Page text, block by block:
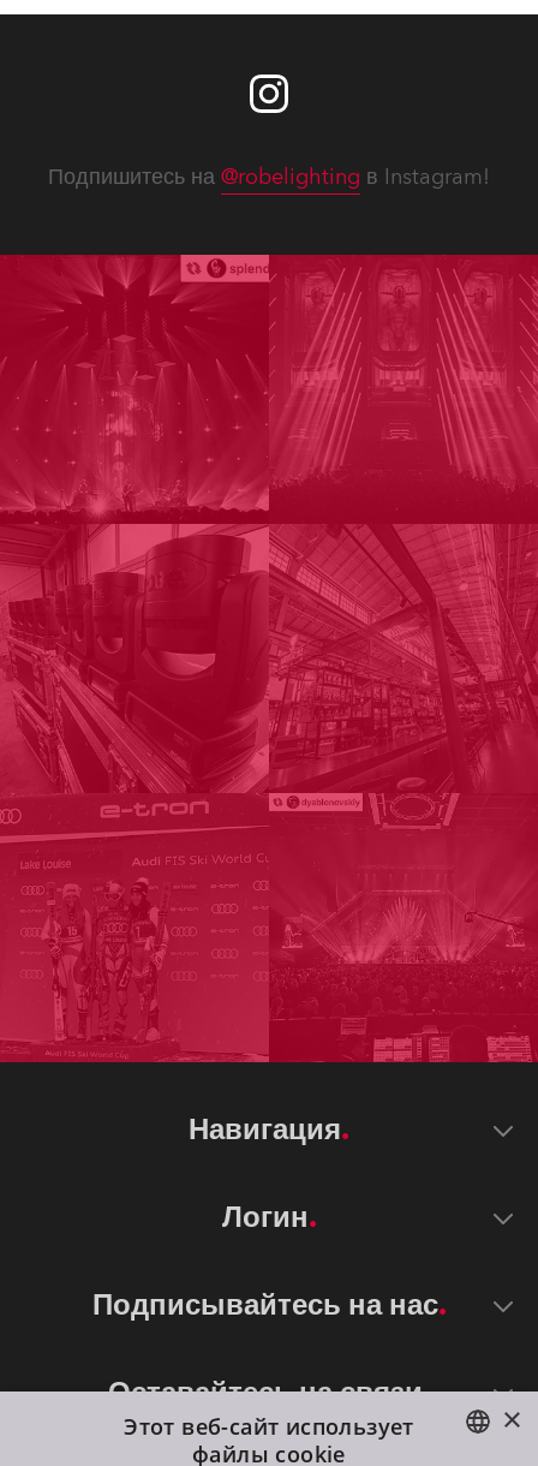
Подпишитесь на @robelighting в Instagram!
Навигация
Логин
Подписывайтесь на нас
Оставайтесь на связи
×
Этот веб-сайт использует
файлы cookie